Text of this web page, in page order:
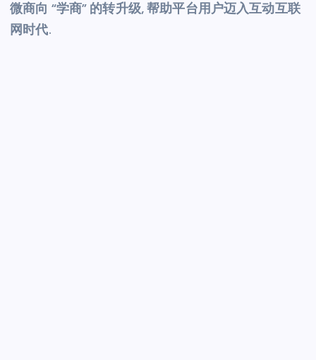
微商向 “学商” 的转升级, 帮助平台用户迈入互动互联
网时代.